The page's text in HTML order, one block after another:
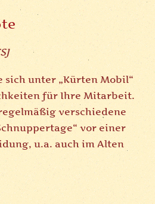
unter „Kürten Mobil“
für Ihre Mitarbeit.
verschiedene
vor einer
u.a. auch im Alten